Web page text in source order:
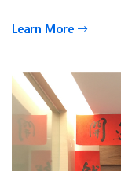
Learn More